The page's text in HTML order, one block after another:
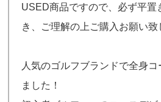
USED商品ですので、必ず平置
き、ご理解の上ご購入お願い致
人気のゴルフブランドで全身
ました！